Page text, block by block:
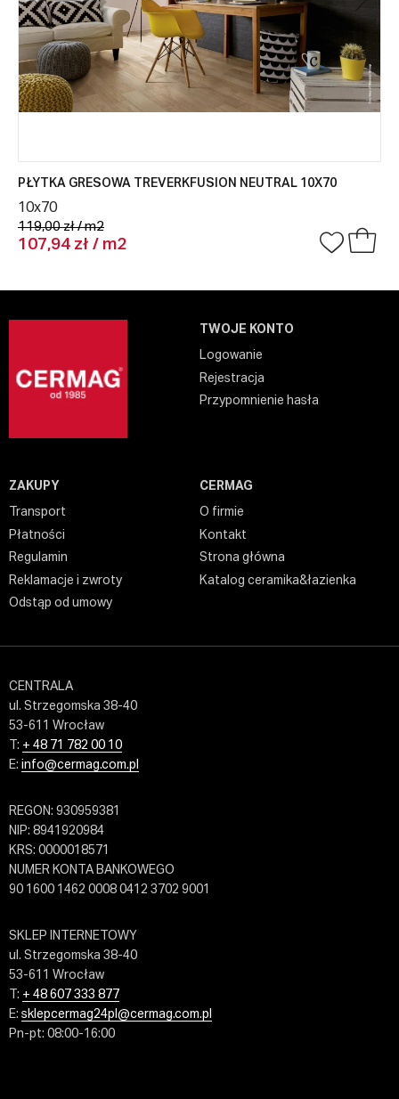
PŁYTKA GRESOWA TREVERKFUSION NEUTRAL 10X70
10x70
119,00 zł / m2
107,94 zł / m2
TWOJE KONTO
Logowanie
Rejestracja
Przypomnienie hasła
ZAKUPY
Transport
Płatności
Regulamin
Reklamacje i zwroty
Odstąp od umowy
CERMAG
O firmie
Kontakt
Strona główna
Katalog ceramika&łazienka
CENTRALA
ul. Strzegomska 38-40
53-611 Wrocław
T: + 48 71 782 00 10
E: info@cermag.com.pl
REGON: 930959381
NIP: 8941920984
KRS: 0000018571
NUMER KONTA BANKOWEGO
90 1600 1462 0008 0412 3702 9001
SKLEP INTERNETOWY
ul. Strzegomska 38-40
53-611 Wrocław
T: + 48 607 333 877
E: sklepcermag24pl@cermag.com.pl
Pn-pt: 08:00-16:00